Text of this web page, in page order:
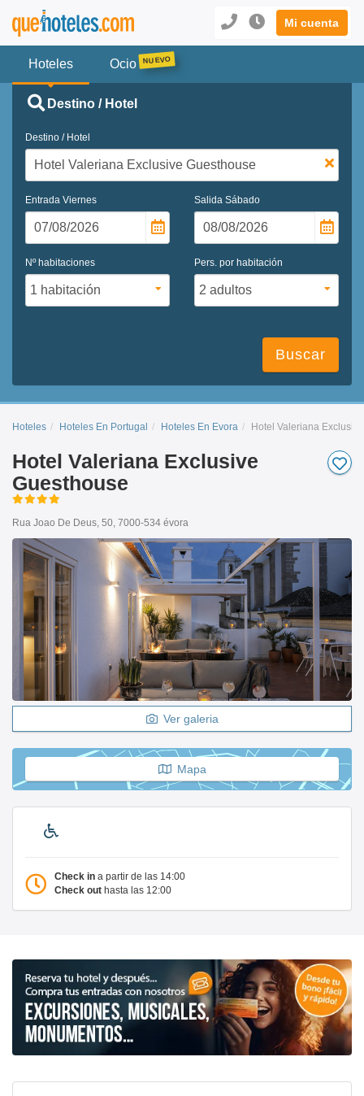
Mi cuenta
Hoteles Ocio
Destino / Hotel
Destino / Hotel
Entrada Viernes Salida Sábado
Nº habitaciones Pers. por habitación
Buscar
Hoteles Hoteles En Portugal Hoteles En Evora Hotel Valeriana
Hotel Valeriana Exclusive
Guesthouse
Rua Joao De Deus, 50, 7000-534 évora
Ver galeria
Mapa
Check in a partir de las 14:00
Check out hasta las 12:00